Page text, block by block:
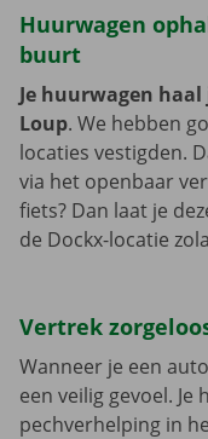
Huurwagen
buurt
Je huurwagen
Loup. We hebben
locaties vestigden.
via het openbaar
fiets? Dan laat je
de Dockx-locatie
Vertrek
Wanneer je een
een veilig gevoel.
pechverhelping in